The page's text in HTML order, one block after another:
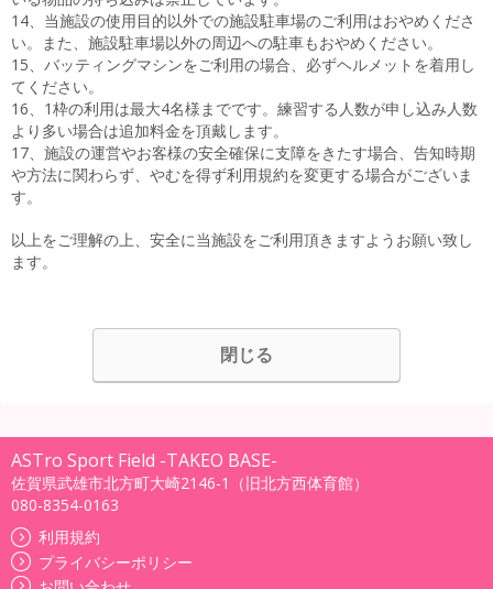
14、当施設の使用目的以外での施設駐車場のご利用はおやめくださ
い。また、施設駐車場以外の周辺への駐車もおやめください。
15、バッティングマシンをご利用の場合、必ずヘルメットを着用し
てください。
16、1枠の利用は最大4名様までです。練習する人数が申し込み人数
より多い場合は追加料金を頂戴します。
17、施設の運営やお客様の安全確保に支障をきたす場合、告知時期
や方法に関わらず、やむを得ず利用規約を変更する場合がございま
す。
以上をご理解の上、安全に当施設をご利用頂きますようお願い致し
ます。
閉じる
ASTro Sport Field -TAKEO BASE-
佐賀県武雄市北方町大崎2146-1（旧北方西体育館）
080-8354-0163
利用規約
プライバシーポリシー